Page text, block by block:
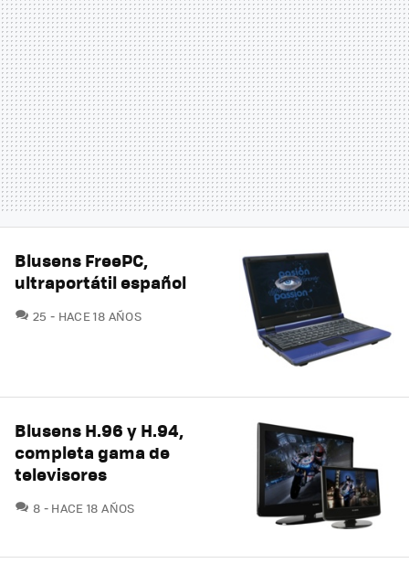
Blusens FreePC,
ultraportátil español
25 COMENTARIOS
HACE 18 AÑOS
Blusens H.96 y H.94,
completa gama de
televisores
8 COMENTARIOS
HACE 18 AÑOS